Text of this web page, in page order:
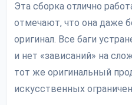
Эта сборка отлично
отмечают, что она даже
оригинал. Все баги
и нет «зависаний» на
тот же оригинальный
искусственных